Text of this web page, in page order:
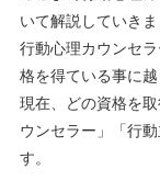
いて解説していきま
行動心理カウンセ
格を得ている事に
現在、どの資格を
ウンセラー」「行
す。